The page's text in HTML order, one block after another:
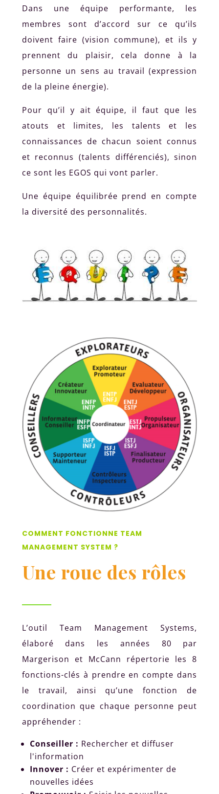
Dans une équipe performante, les
membres sont d’accord sur ce qu’ils
doivent faire (vision commune), et ils y
prennent du plaisir, cela donne à la
personne un sens au travail (expression
de la pleine énergie).
Pour qu’il y ait équipe, il faut que les
atouts et limites, les talents et les
connaissances de chacun soient connus
et reconnus (talents différenciés), sinon
ce sont les EGOS qui vont parler.
Une équipe équilibrée prend en compte
la diversité des personnalités.
COMMENT FONCTIONNE TEAM
MANAGEMENT SYSTEM ?
Une roue des rôles
L’outil Team Management Systems,
élaboré dans les années 80 par
Margerison et McCann répertorie les 8
fonctions-clés à prendre en compte dans
le travail, ainsi qu’une fonction de
coordination que chaque personne peut
appréhender :
Conseiller : Rechercher et diffuser
l'information
Innover : Créer et expérimenter de
nouvelles idées